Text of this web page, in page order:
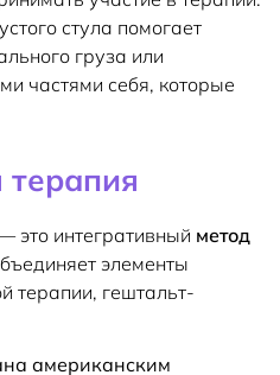
стула помогает
груза или
частями себя, которые
терапия
это интегративный метод
элементы
терапии, гештальт-
американским